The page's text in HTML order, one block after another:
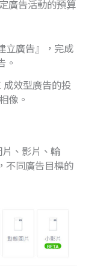
廣告活動的預算
立廣告』，完成
。
效型廣告的投
像。
、影片、輪
不同廣告目標的